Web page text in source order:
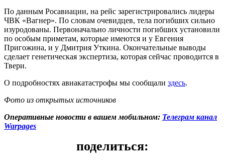
По данным Росавиации, на рейс зарегистрировались лидеры
ЧВК «Вагнер». По словам очевидцев, тела погибших сильно
изуродованы. Первоначально личности погибших установили
по особым приметам, которые имеются и у Евгения
Пригожина, и у Дмитрия Уткина. Окончательные выводы
сделает генетическая экспертиза, которая сейчас проводится в
Твери.
О подробностях авиакатастрофы мы сообщали здесь.
Фото из открытых источников
Оперативные новости в вашем мобильном: Телеграм канал
Warpages
поделиться: